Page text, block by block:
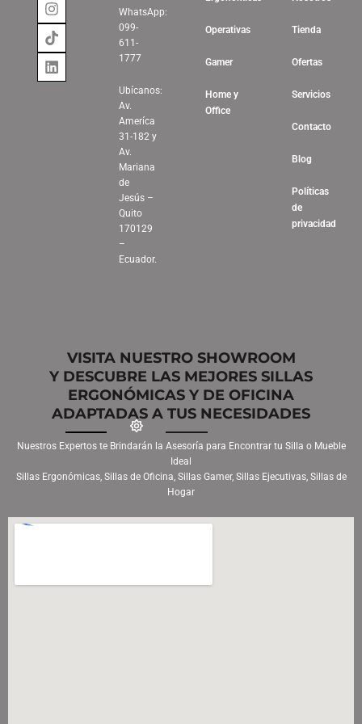
WhatsApp:
099-
611-
1777
Ubícanos:
Av.
Ameríca
31-182 y
Av.
Mariana
de
Jesús –
Quito
170129
–
Ecuador.
Operativas
Gamer
Home y
Office
Tienda
Ofertas
Servicios
Contacto
Blog
Políticas
de
privacidad
VISITA NUESTRO SHOWROOM
Y DESCUBRE LAS MEJORES SILLAS
ERGONÓMICAS Y DE OFICINA
ADAPTADAS A TUS NECESIDADES
Nuestros Expertos te Brindarán la Asesoría para Encontrar tu Silla o Mueble
Ideal
Sillas Ergonómicas, Sillas de Oficina, Sillas Gamer, Sillas Ejecutivas, Sillas de
Hogar